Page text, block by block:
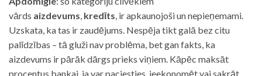
vārds aizdevums, kredīts, ir apkaunojoši un nepieņemami.
Uzskata, ka tas ir zaudējums. Nespēja tikt galā bez citu
palīdzības – tā gluži nav problēma, bet gan fakts, ka
aizdevums ir pārāk dārgs prieks viņiem. Kāpēc maksāt
procentus bankai, ja var paciesties, ieekonomēt vai sakrāt.